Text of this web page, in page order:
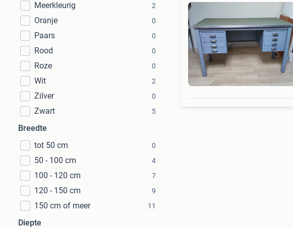
Meerkleurig 2
Oranje 0
Paars 0
Rood 0
Roze 0
Wit 2
Zilver 0
Zwart 5
Breedte
tot 50 cm
0
50 - 100 cm 4
100 - 120 cm 7
120 - 150 cm 9
150 cm of meer 11
Diepte